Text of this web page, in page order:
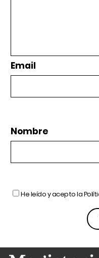
Email
Nombre
He leído y acepto la